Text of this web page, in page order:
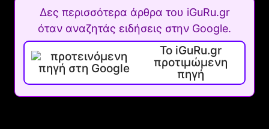
Δες περισσότερα άρθρα του iGuRu.gr
όταν αναζητάς ειδήσεις στην Google.
Το iGuRu.gr
προτιμώμενη
πηγή